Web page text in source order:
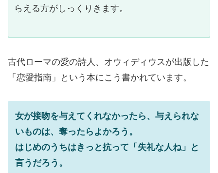
らえる方がしっくりきます。
古代ローマの愛の詩人、オウィディウスが出版した
「恋愛指南」という本にこう書かれています。
女が接吻を与えてくれなかったら、与えられな
いものは、奪ったらよかろう。
はじめのうちはきっと抗って「失礼な人ね」と
言うだろう。